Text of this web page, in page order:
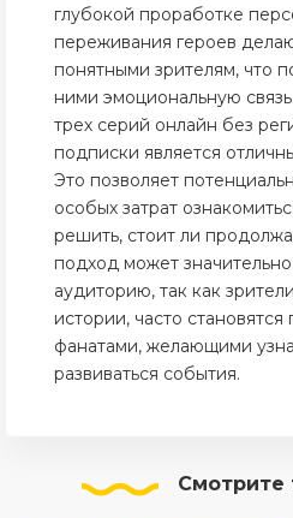
глубокой проработке
переживания героев
понятными зрителям, что
ними эмоциональную
трех серий онлайн без
подписки является
Это позволяет
особых затрат
решить, стоит ли
подход может
аудиторию, так как
истории, часто
фанатами, желающими
развиваться события.
Смотрите